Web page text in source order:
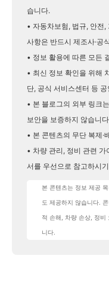
습니다.
• 자동차보험, 법규, 안전,
사항은 반드시 제조사·공
• 정보 활용에 따른 모든
• 최신 정보 확인을 위해
단, 공식 서비스센터 등
• 본 블로그의 외부 링크
보안을 보증하지 않습니
• 본 콘텐츠의 무단 복제·
• 차량 관리, 정비 관련
서를 우선으로 참고하시
본 콘텐츠는 정보 제공
도 제공하지 않습니다.
적 손해, 차량 손상, 정비
니다.